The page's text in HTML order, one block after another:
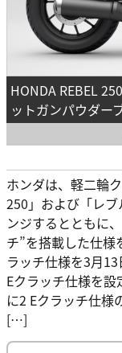
HONDA REBEL
ットガンパウダー
ホンダは、軽二輪
250」および「レ
ンジするとともに
チ”を搭載した仕様
ラッチ仕様を3月
Eクラッチ仕様を
に2 Eクラッチ仕様
[…]